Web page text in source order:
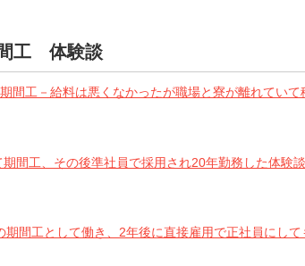
工 体験談
間工－給料は悪くなかったが職場と寮が離れていて
間工、その後準社員で採用され20年勤務した体験談
期間工として働き、2年後に直接雇用で正社員にして